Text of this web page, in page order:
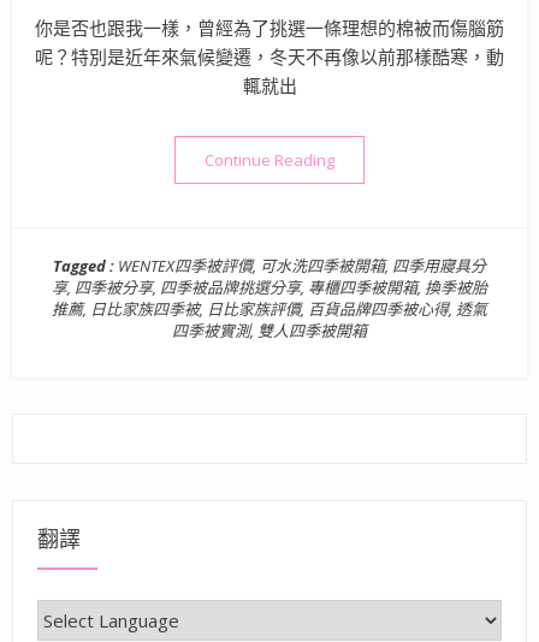
你是否也跟我一樣，曾經為了挑選一條理想的棉被而傷腦筋
呢？特別是近年來氣候變遷，冬天不再像以前那樣酷寒，動
輒就出
Continue Reading“可水洗四季被開箱》日比家
Tagged : WENTEX四季被評價, 可水洗四季被開箱, 四季用寢具分
享, 四季被分享, 四季被品牌挑選分享, 專櫃四季被開箱, 換季被胎
推薦, 日比家族四季被, 日比家族評價, 百貨品牌四季被心得, 透氣
四季被實測, 雙人四季被開箱
翻譯